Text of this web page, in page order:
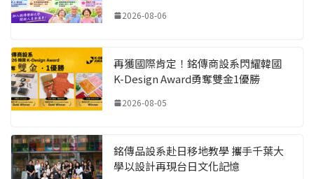
2026-08-06
再獲國際肯定！銘傳商設系閃耀韓國
K-Design Award勇奪雙金1優勝
2026-08-05
銘傳品設系赴日移地教學 攜手千葉大
學以設計再現台日文化記憶